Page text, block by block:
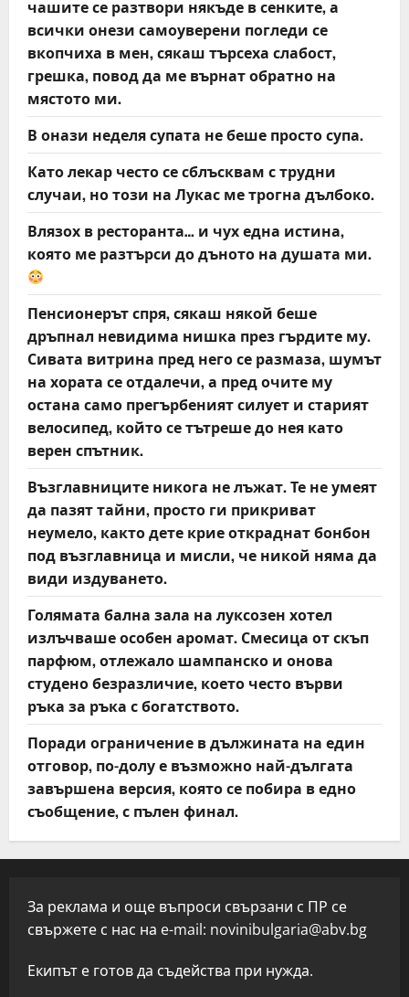
чашите се разтвори някъде в сенките, а
всички онези самоуверени погледи се
вкопчиха в мен, сякаш търсеха слабост,
грешка, повод да ме върнат обратно на
мястото ми.
В онази неделя супата не беше просто супа.
Като лекар често се сблъсквам с трудни
случаи, но този на Лукас ме трогна дълбоко.
Влязох в ресторанта… и чух една истина,
която ме разтърси до дъното на душата ми.
Пенсионерът спря, сякаш някой беше
дръпнал невидима нишка през гърдите му.
Сивата витрина пред него се размаза, шумът
на хората се отдалечи, а пред очите му
остана само прегърбеният силует и старият
велосипед, който се тътреше до нея като
верен спътник.
Възглавниците никога не лъжат. Те не умеят
да пазят тайни, просто ги прикриват
неумело, както дете крие откраднат бонбон
под възглавница и мисли, че никой няма да
види издуването.
Голямата бална зала на луксозен хотел
излъчваше особен аромат. Смесица от скъп
парфюм, отлежало шампанско и онова
студено безразличие, което често върви
ръка за ръка с богатството.
Поради ограничение в дължината на един
отговор, по-долу е възможно най-дългата
завършена версия, която се побира в едно
съобщение, с пълен финал.
За реклама и още въпроси свързани с ПР се
свържете с нас на e-mail: novinibulgaria@abv.bg
Екипът е готов да съдейства при нужда.